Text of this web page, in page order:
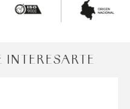
INTERESARTE